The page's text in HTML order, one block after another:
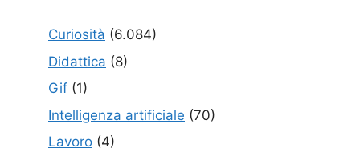
Curiosità (6.084)
Didattica (8)
Gif (1)
Intelligenza artificiale (70)
Lavoro (4)